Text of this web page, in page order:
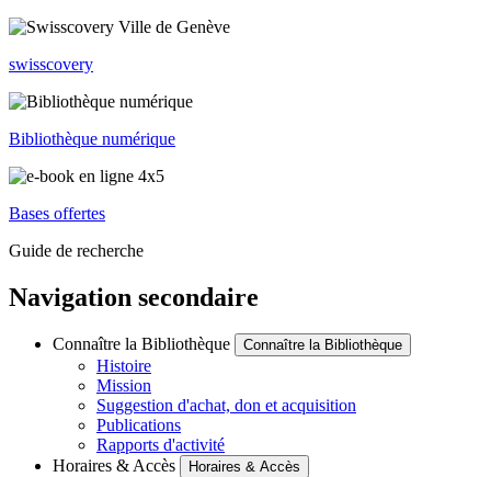
swisscovery
Bibliothèque numérique
Bases offertes
Guide de recherche
Navigation secondaire
Connaître la Bibliothèque Connaître la Bibliothèque
Histoire
Mission
Suggestion d'achat, don et acquisition
Publications
Rapports d'activité
Horaires & Accès
Horaires & Accès